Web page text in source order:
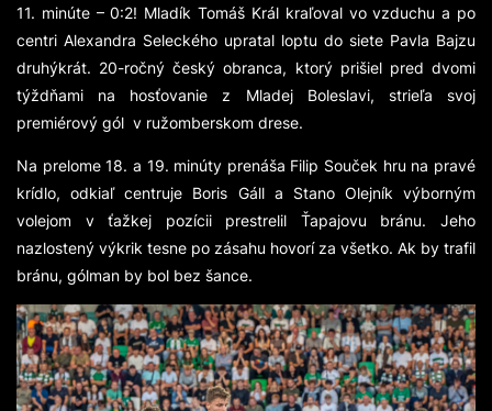
11. minúte – 0:2! Mladík Tomáš Král kraľoval vo vzduchu a po
centri Alexandra Seleckého upratal loptu do siete Pavla Bajzu
druhýkrát. 20-ročný český obranca, ktorý prišiel pred dvomi
týždňami na hosťovanie z Mladej Boleslavi, strieľa svoj
premiérový gól v ružomberskom drese.
Na prelome 18. a 19. minúty prenáša Filip Souček hru na pravé
krídlo, odkiaľ centruje Boris Gáll a Stano Olejník výborným
volejom v ťažkej pozícii prestrelil Ťapajovu bránu. Jeho
nazlostený výkrik tesne po zásahu hovorí za všetko. Ak by trafil
bránu, gólman by bol bez šance.